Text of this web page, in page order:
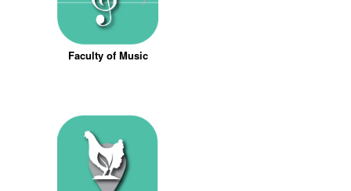
Faculty of Music